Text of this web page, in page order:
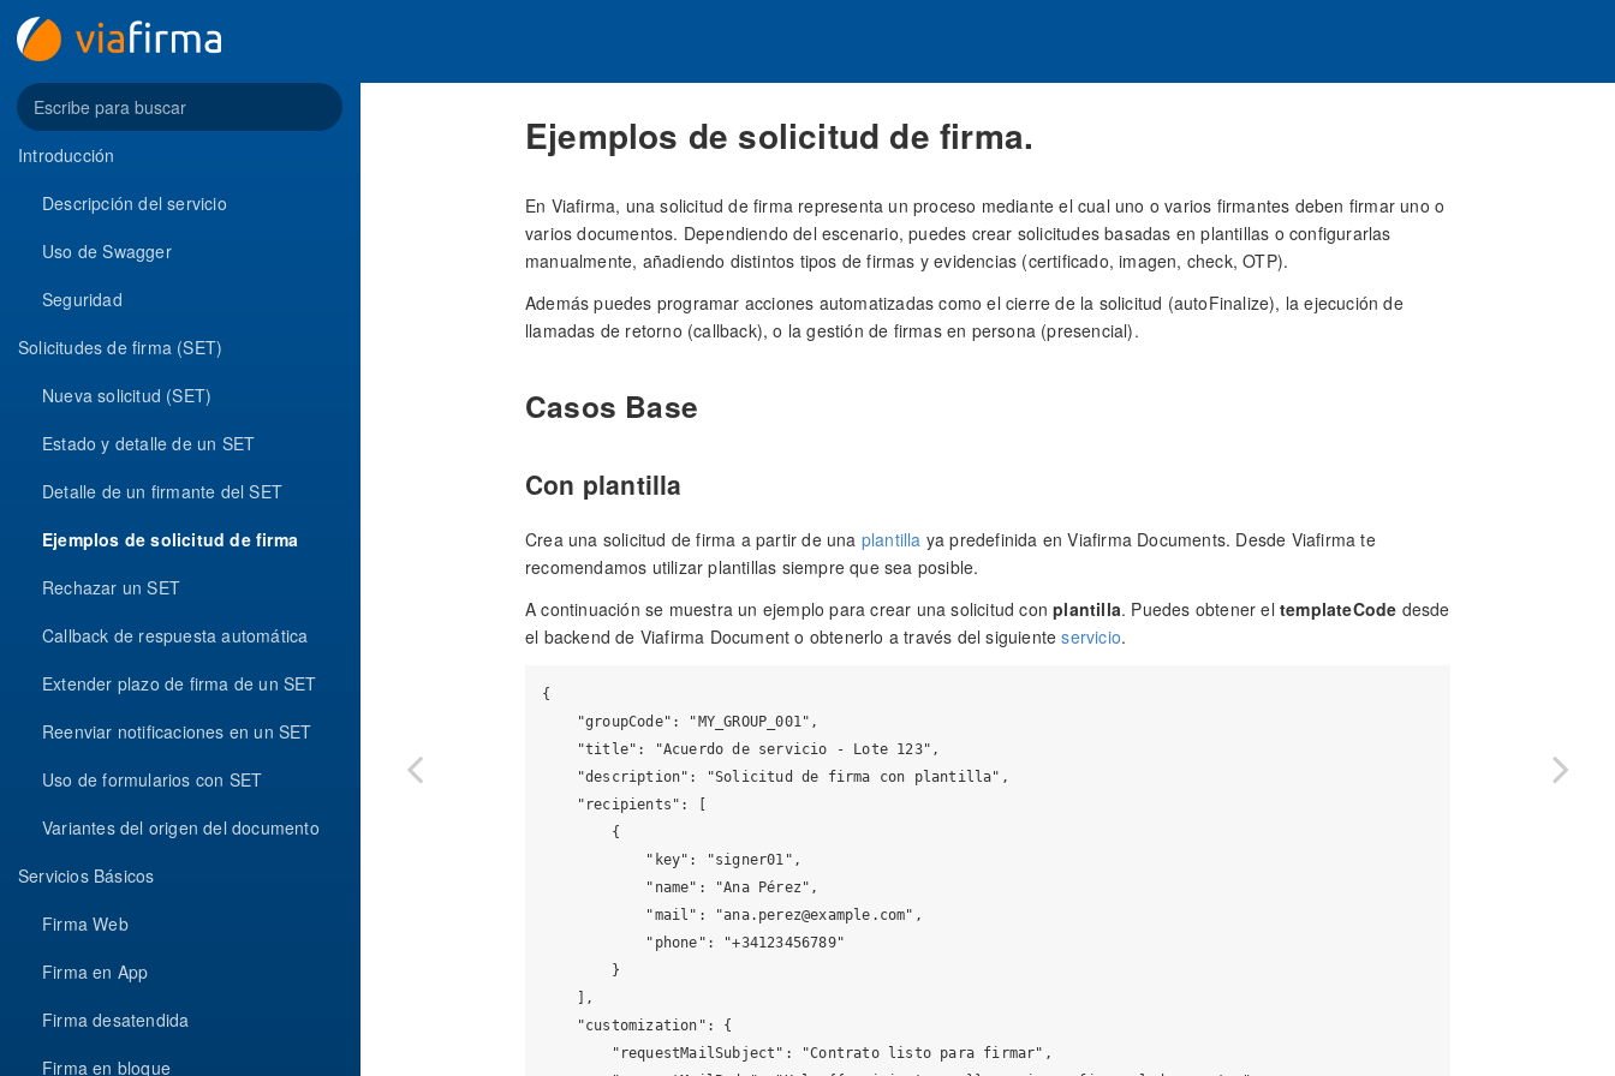
Introducción
Descripción del servicio
Uso de Swagger
Seguridad
Solicitudes de firma (SET)
Nueva solicitud (SET)
Estado y detalle de un SET
Detalle de un firmante del SET
Ejemplos de solicitud de firma
Rechazar un SET
Callback de respuesta automática
Extender plazo de firma de un SET
Reenviar notificaciones en un SET
Uso de formularios con SET
Variantes del origen del documento
Servicios Básicos
Firma Web
Firma en App
Firma desatendida
Firma en bloque
Ejemplos de solicitud de firma.
En Viafirma, una solicitud de firma representa un proceso mediante el cual uno o varios firmantes deben firmar uno o
varios documentos. Dependiendo del escenario, puedes crear solicitudes basadas en plantillas o configurarlas
manualmente, añadiendo distintos tipos de firmas y evidencias (certificado, imagen, check, OTP).
Además puedes programar acciones automatizadas como el cierre de la solicitud (autoFinalize), la ejecución de
llamadas de retorno (callback), o la gestión de firmas en persona (presencial).
Casos Base
Con plantilla
Crea una solicitud de firma a partir de una plantilla ya predefinida en Viafirma Documents. Desde Viafirma te
recomendamos utilizar plantillas siempre que sea posible.
A continuación se muestra un ejemplo para crear una solicitud conplantilla. Puedes obtener eltemplateCode desde
el backend de Viafirma Document o obtenerlo a través del siguienteservicio.
{
    "groupCode": "MY_GROUP_001",
    "title": "Acuerdo de servicio - Lote 123",
    "description": "Solicitud de firma con plantilla",
    "recipients": [
        {
            "key": "signer01",
            "name": "Ana Pérez",
            "mail": "
ana.perez@example.com",
            "phone": "+34123456789"
        }
    ],
    "customization": {
        "requestMailSubject": "Contrato listo para firmar",